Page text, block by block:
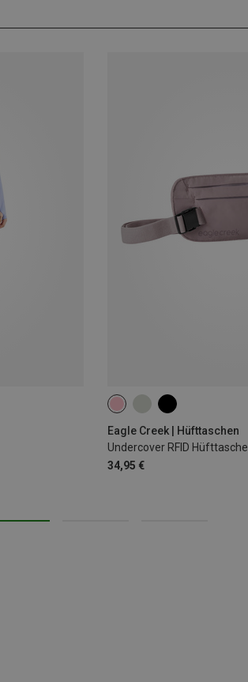
Eagle Creek | Hüfttaschen
Undercover RFID Hüfttasche
34,95 €
ONE SIZE